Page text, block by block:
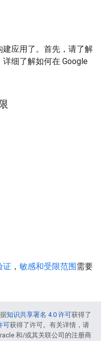
应用了。首先，请了解
详细了解如何在 Google
证 ， 敏感和受限范围需要
知识共享署名 4.0 许可获得了
可获得了许可。有关详情，请
和/或其关联公司的注册商